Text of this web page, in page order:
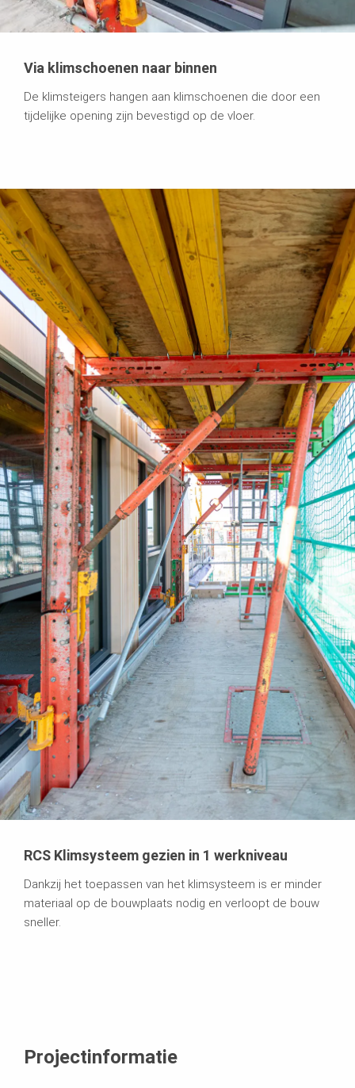
Via klimschoenen naar binnen
De klimsteigers hangen aan klimschoenen die door een
tijdelijke opening zijn bevestigd op de vloer.
RCS Klimsysteem gezien in 1 werkniveau
Dankzij het toepassen van het klimsysteem is er minder
materiaal op de bouwplaats nodig en verloopt de bouw
sneller.
Projectinformatie